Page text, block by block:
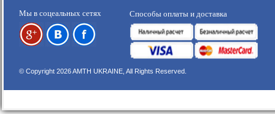
Мы в соцеальных сетях Способы оплаты и доставка
© Copyright 2026 AMTH UKRAINE, All Rights Reserved.